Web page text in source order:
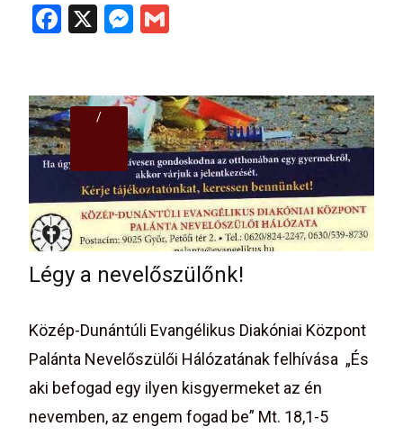
F
b
o
o
X
M
n
g
er
/
Légy a nevelőszülőnk!
Közép-Dunántúli Evangélikus Diakóniai Központ
Palánta Nevelőszülői Hálózatának felhívása „És
aki befogad egy ilyen kisgyermeket az én
nevemben, az engem fogad be” Mt. 18,1-5